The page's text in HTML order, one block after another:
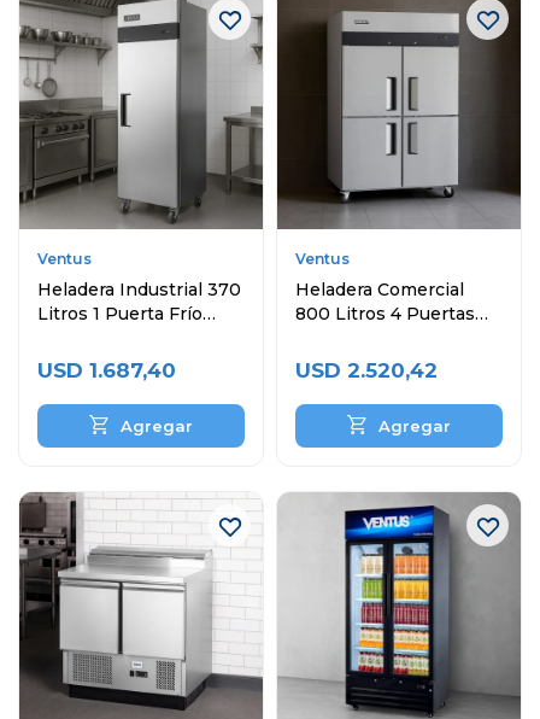
Ventus
Heladera Industrial 370
Litros 1 Puerta Frío
USD 1.687,40
Ventus
Heladera Comercial
800 Litros 4 Puertas
USD 2.520,42